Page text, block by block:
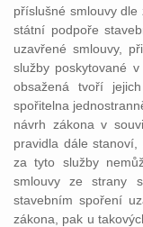
příslušné smlouvy dle
státní podpoře
uzavřené smlouvy,
služby poskytované
obsažená tvoří
spořitelna
návrh zákona v
pravidla dále
za tyto služby
smlouvy ze strany
stavebním spoření
zákona, pak u